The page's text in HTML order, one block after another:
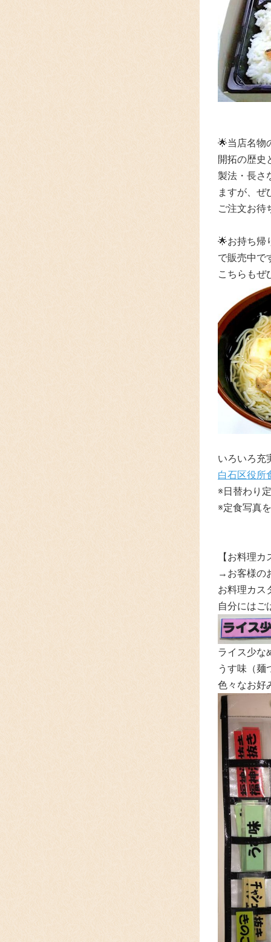
🌟当店名物
開拓の歴史
製法・長さ
ますが、 ぜ
ご注文お待
🌟お持ち帰
で販売中で
こちらもぜ
いろいろ充
白石区役所
※日替わり
※定食写真
【お料理
→お客様の
お料理カス
自分にはご
ライス少な
うす味（麺
色々なお好